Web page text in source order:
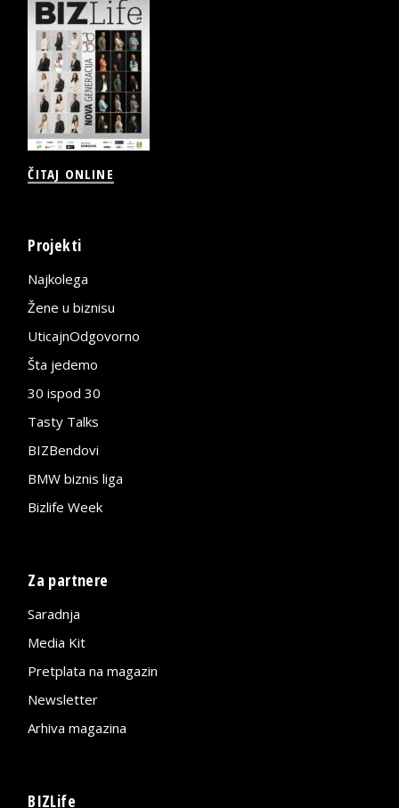
ČITAJ ONLINE
Projekti
Najkolega
Žene u biznisu
UticajnOdgovorno
Šta jedemo
30 ispod 30
Tasty Talks
BIZBendovi
BMW biznis liga
Bizlife Week
Za partnere
Saradnja
Media Kit
Pretplata na magazin
Newsletter
Arhiva magazina
BIZLife